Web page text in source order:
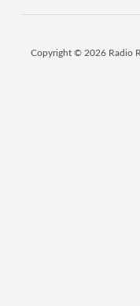
Copyright © 2026 Radio